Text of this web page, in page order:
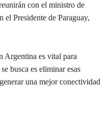
con el ministro de
el Presidente de Paraguay,
Argentina es vital para
busca es eliminar esas
una mejor conectividad